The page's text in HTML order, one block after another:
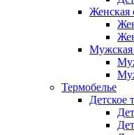
Женская
Мужская
Термобелье
Детское